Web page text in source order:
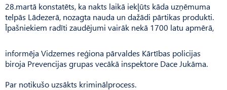
28.martā konstatēts, ka nakts laikā iekļūts kāda uzņēmuma
telpās Lādezerā, nozagta nauda un dažādi pārtikas produkti.
Īpašniekiem radīti zaudējumi vairāk nekā 1700 latu apmērā,
informēja Vidzemes reģiona pārvaldes Kārtības policijas
biroja Prevencijas grupas vecākā inspektore Dace Jukāma.
Par notikušo uzsākts kriminālprocess.